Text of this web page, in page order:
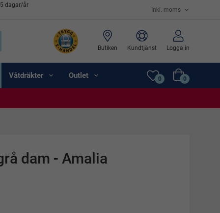
dagar/år
Butiken Kundtjänst Logga in
Våtdräkter Outlet 0 0
dam - Amalia